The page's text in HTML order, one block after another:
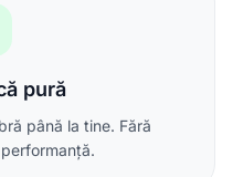
pură
până la tine. Fără